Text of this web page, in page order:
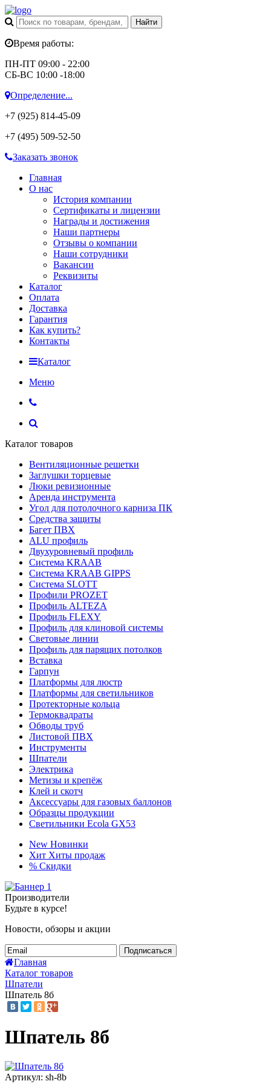
Время работы:
ПН-ПТ 09:00 - 22:00
СБ-ВС 10:00 -18:00
Определение...
+7 (925) 814-45-09
+7 (495) 509-52-50
Заказать звонок
Главная
О нас
История компании
Сертификаты и лицензии
Награды и достижения
Наши партнеры
Отзывы о компании
Наши сотрудники
Вакансии
Реквизиты
Каталог
Оплата
Доставка
Гарантия
Как купить?
Контакты
Каталог
Меню
Каталог товаров
Вентиляционные решетки
Заглушки торцевые
Люки ревизионные
Аренда инструмента
Угол для потолочного карниза ПК
Средства защиты
Багет ПВХ
ALU профиль
Двухуровневый профиль
Система KRAAB
Система KRAAB GIPPS
Система SLOTT
Профили PROZET
Профиль ALTEZA
Профиль FLEXY
Профиль для клиновой системы
Световые линии
Профиль для парящих потолков
Вставка
Гарпун
Платформы для люстр
Платформы для светильников
Протекторные кольца
Термоквадраты
Обводы труб
Листовой ПВХ
Инструменты
Шпатели
Электрика
Метизы и крепёж
Клей и скотч
Аксессуары для газовых баллонов
Образцы продукции
Светильники Ecola GX53
New Новинки
Хит Хиты продаж
% Скидки
Производители
Будьте в курсе!
Новости, обзоры и акции
Подписаться
Главная
Каталог товаров
Шпатели
Шпатель 8б
Шпатель 8б
Артикул: sh-8b